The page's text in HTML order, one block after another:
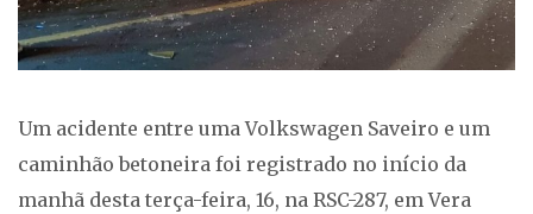
Um acidente entre uma Volkswagen Saveiro e um
caminhão betoneira foi registrado no início da
manhã desta terça-feira, 16, na RSC-287, em Vera